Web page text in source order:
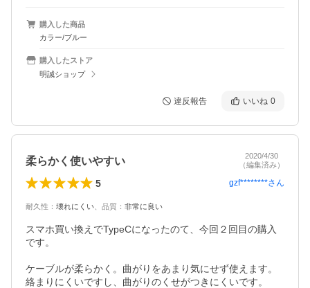
購入した商品
カラー/ブルー
購入したストア
明誠ショップ
違反報告 いいね 0
柔らかく使いやすい
2020/4/30
（編集済み）
5 gzf********さん
耐久性 ： 壊れにくい 品質 ： 非常に良い
スマホ買い換えでTypeCになったのて、今回２回目の購入
です。
ケーブルが柔らかく。曲がりをあまり気にせず使えます。
絡まりにくいですし、曲がりのくせがつきにくいです。